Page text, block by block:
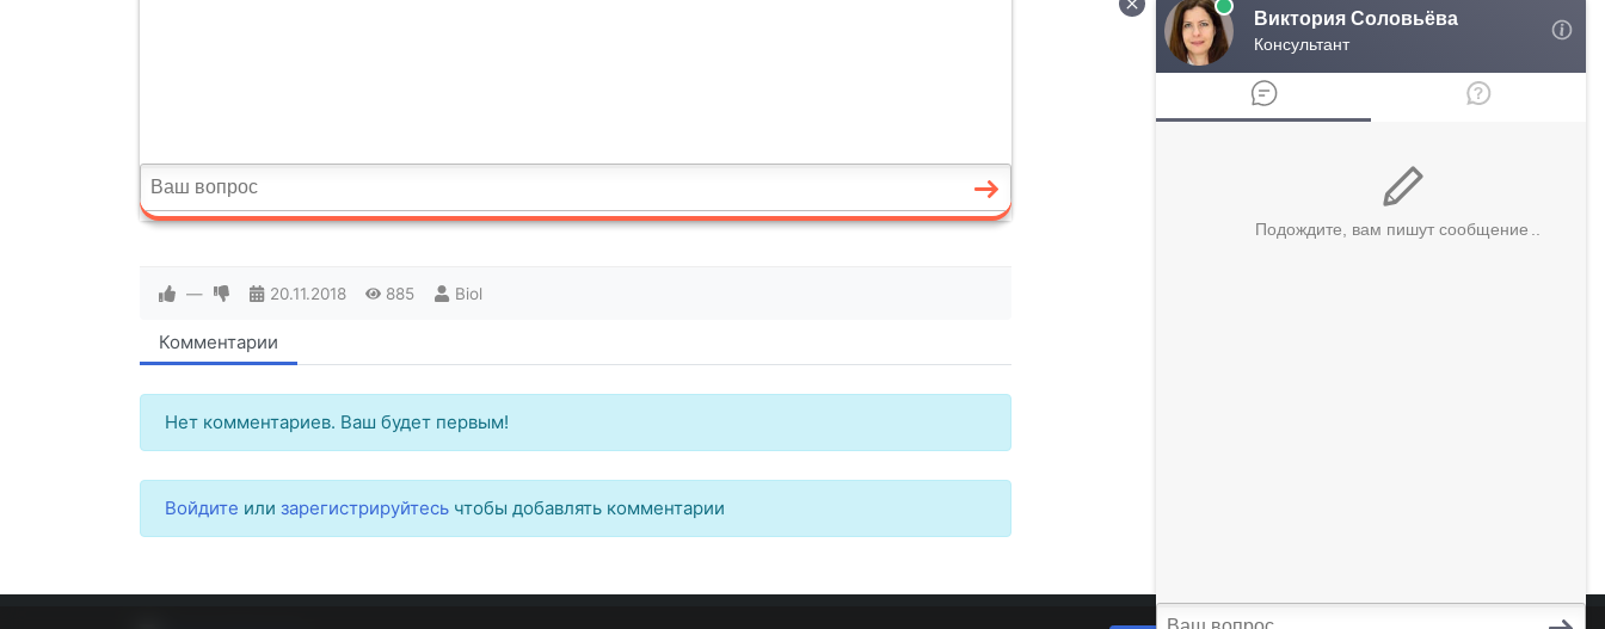
— 20.11.2018 885 Biol
Комментарии
Нет комментариев. Ваш будет первым!
Войдите или зарегистрируйтесь чтобы добавлять комментарии